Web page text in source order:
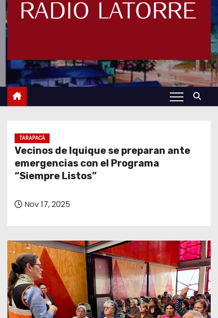
TARAPACÁ
Vecinos de Iquique se preparan ante
emergencias con el Programa
“Siempre Listos”
Nov 17, 2025